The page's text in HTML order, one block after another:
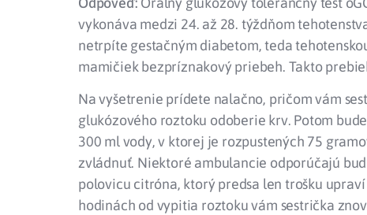
vykonáva medzi 24. až 28. týždňom
netrpíte gestačným diabetom, teda
mamičiek bezpríznakový priebeh. Takto
Na vyšetrenie prídete nalačno, pričom vám
glukózového roztoku odoberie krv. Potom
300 ml vody, v ktorej je rozpustených 75
zvládnuť. Niektoré ambulancie odporúčajú
polovicu citróna, ktorý predsa len trošku
hodinách od vypitia roztoku vám sestrička